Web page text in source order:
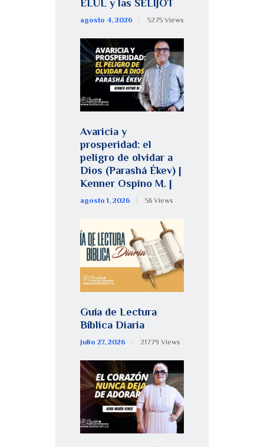
ELUL y las SELIJOT
agosto 4, 2026 5275 Views
Avaricia y
prosperidad: el
peligro de olvidar a
Dios (Parashá Ékev) |
Kenner Ospino M. |
agosto 1, 2026 56 Views
Guía de Lectura
Bíblica Diaria
julio 27, 2026 21779 Views